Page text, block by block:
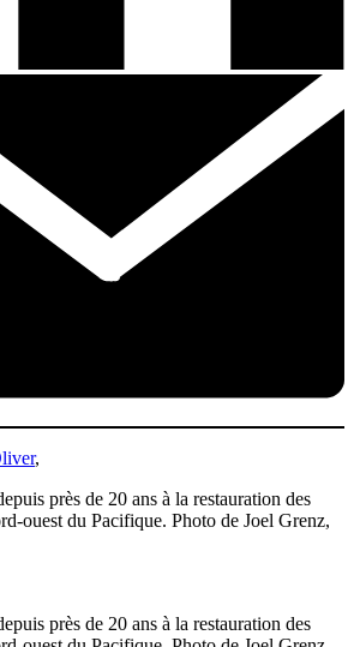
,
près de 20 ans à la restauration des
ouest du Pacifique. Photo de Joel Grenz,
près de 20 ans à la restauration des